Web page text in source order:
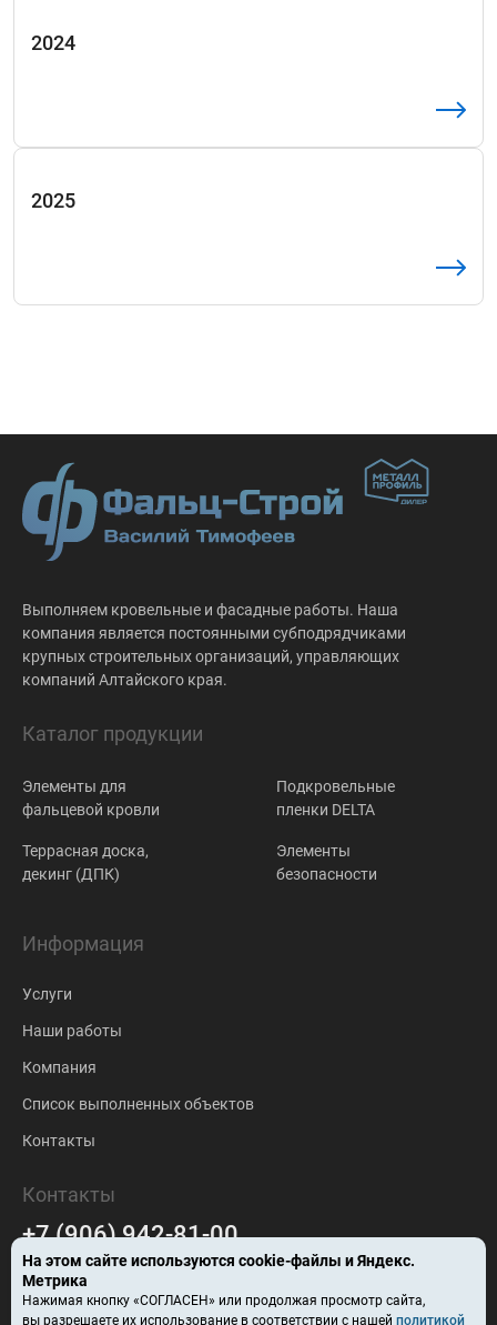
2024
2025
Выполняем кровельные и фасадные работы. Наша
компания является постоянными субподрядчиками
крупных строительных организаций, управляющих
компаний Алтайского края.
Каталог продукции
Элементы для
фальцевой кровли
Террасная доска,
декинг (ДПК)
Подкровельные
пленки DELTA
Элементы
безопасности
Информация
Услуги
Наши работы
Компания
Список выполненных объектов
Контакты
Контакты
+7 (906) 942-81-00
falc-stroy@mail.ru
Барнаул
На этом сайте используются cookie-файлы и Яндекс.
Метрика
Нажимая кнопку «СОГЛАСЕН» или продолжая просмотр сайта,
вы разрешаете их использование в соответствии с нашей политикой